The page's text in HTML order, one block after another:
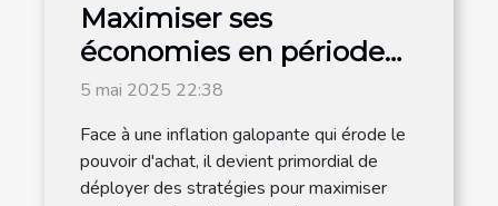
Maximiser ses
économies en période
d'inflation conseils et
astuces
5 mai 2025 22:38
Face à une inflation galopante qui érode le
pouvoir d'achat, il devient primordial de
déployer des stratégies pour maximiser